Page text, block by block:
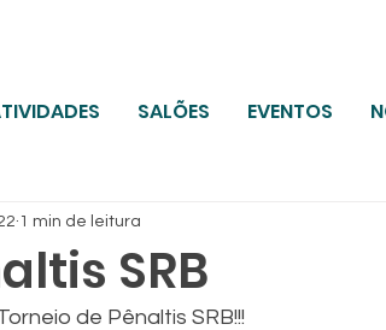
SALÕES EVENTOS
SRB
1 min de leitura
de Pênaltis SRB!!!